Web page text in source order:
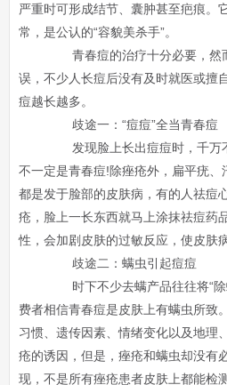
严重时可形成结节、囊肿甚至疤痕。
常，是公认的“容貌美杀手”。
青春痘的治疗十分必要，然
误，不少人长痘后没有及时就医或擅
痘越长越多。
歧途一：“痘痘”全当青春痘
发现脸上长出痘痘时，千万
不一定是青春痘!除痤疮外，扁平疣、
都是发于脸部的皮肤病，有的人祛痘
疮，脸上一长东西就马上涂抹祛痘药
性，会加剧皮肤的过敏反应，使皮肤
歧途二：螨虫引起痘痘
时下不少去螨产品往往将“除
费者相信青春痘是皮肤上有螨虫所致
习惯、遗传因素、情绪变化以及地理
疮的诱因，但是，痤疮和螨虫却没有
现，不是所有痤疮患者皮肤上都能检